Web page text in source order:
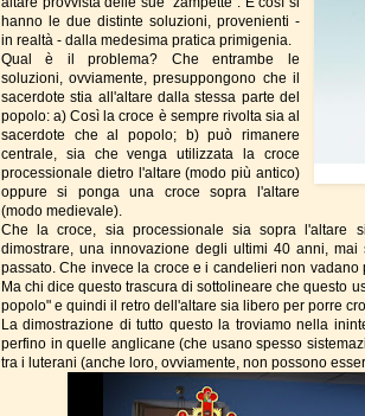
hanno le due distinte soluzioni, provenienti -
in realtà - dalla medesima pratica primigenia.
Qual è il problema? Che entrambe le
soluzioni, ovviamente, presuppongono che il
sacerdote stia all'altare dalla stessa parte del
popolo: a) Così la croce è sempre rivolta sia al
sacerdote che al popolo; b) può rimanere
centrale, sia che venga utilizzata la croce
processionale dietro l'altare (modo più antico)
oppure si ponga una croce sopra l'altare
(modo medievale).
Che la croce, sia processionale sia sopra l'altare
dimostrare, una innovazione degli ultimi 40 anni,
passato. Che invece la croce e i candelieri non vadano
Ma chi dice questo trascura di sottolineare che questo
popolo" e quindi il retro dell'altare sia libero per porre
La dimostrazione di tutto questo la troviamo nella
perfino in quelle anglicane (che usano spesso
tra i luterani (anche loro, ovviamente, non possono